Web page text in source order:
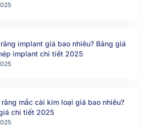
implant giá bao nhiêu? Bảng giá
implant chi tiết 2025
mắc cài kim loại giá bao nhiêu?
chi tiết 2025